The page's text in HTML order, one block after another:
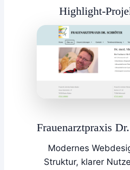
Highlight-
Frauenarztpraxis
Modernes
Struktur, klarer